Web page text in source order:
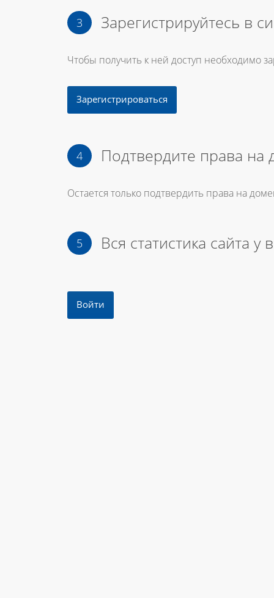
Зарегистрируйтесь в
Чтобы получить к ней доступ необходимо
Зарегистрироваться
Подтвердите права на
Остается только подтвердить права на
Вся статистика сайта у
Войти